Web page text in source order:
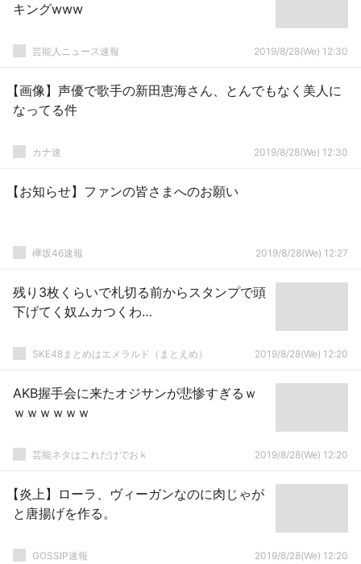
キングwww
芸能人ニュース速報 2019/8/28(We) 12:30
【画像】声優で歌手の新田恵海さん、とんでもなく美人に
なってる件
カナ速 2019/8/28(We) 12:30
【お知らせ】ファンの皆さまへのお願い
欅坂46速報 2019/8/28(We) 12:27
残り3枚くらいで札切る前からスタンプで頭
下げてく奴ムカつくわ…
SKE48まとめはエメラルド（まとえめ） 2019/8/28(We) 12:20
AKB握手会に来たオジサンが悲惨すぎるｗ
ｗｗｗｗｗｗ
芸能ネタはこれだけでおｋ 2019/8/28(We) 12:20
【炎上】ローラ、ヴィーガンなのに肉じゃが
と唐揚げを作る。
GOSSIP速報 2019/8/28(We) 12:20